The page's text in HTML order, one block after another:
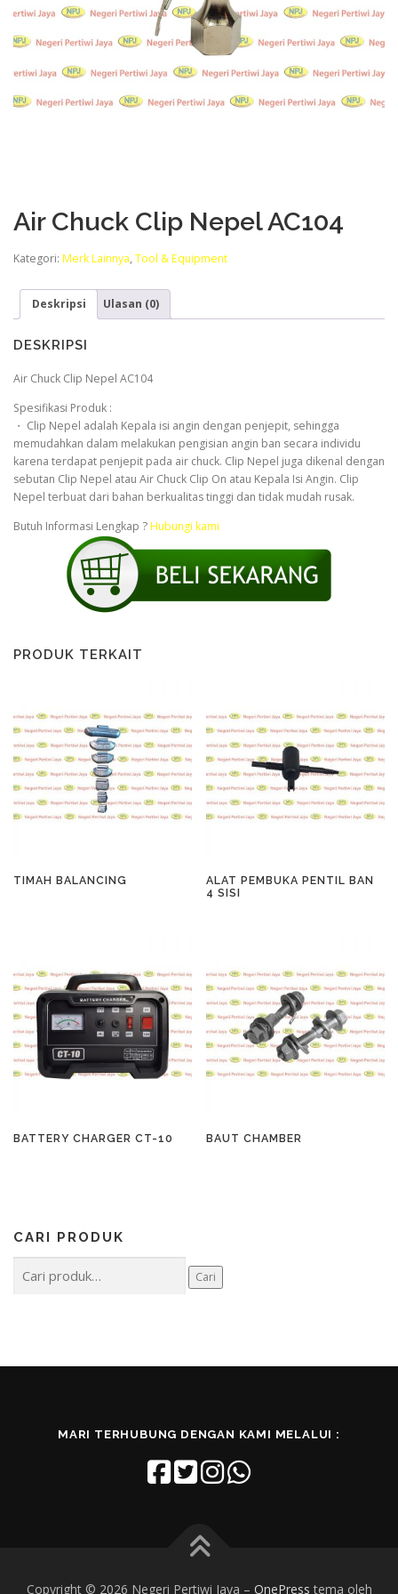
Air Chuck Clip Nepel AC104
Kategori: Merk Lainnya, Tool & Equipment
Deskripsi Ulasan (0)
DESKRIPSI
Air Chuck Clip Nepel AC104
Spesifikasi Produk :
・ Clip Nepel adalah Kepala isi angin dengan penjepit, sehingga
memudahkan dalam melakukan pengisian angin ban secara individu
karena terdapat penjepit pada air chuck. Clip Nepel juga dikenal dengan
sebutan Clip Nepel atau Air Chuck Clip On atau Kepala Isi Angin. Clip
Nepel terbuat dari bahan berkualitas tinggi dan tidak mudah rusak.
Butuh Informasi Lengkap ?Hubungi kami
PRODUK TERKAIT
TIMAH BALANCING
ALAT PEMBUKA PENTIL BAN
4 SISI
BATTERY CHARGER CT-10 BAUT CHAMBER
CARI PRODUK
untuk:
Cari
MARI TERHUBUNG DENGAN KAMI MELALUI :
Copyright © 2026 Negeri Pertiwi Jaya – OnePress tema oleh